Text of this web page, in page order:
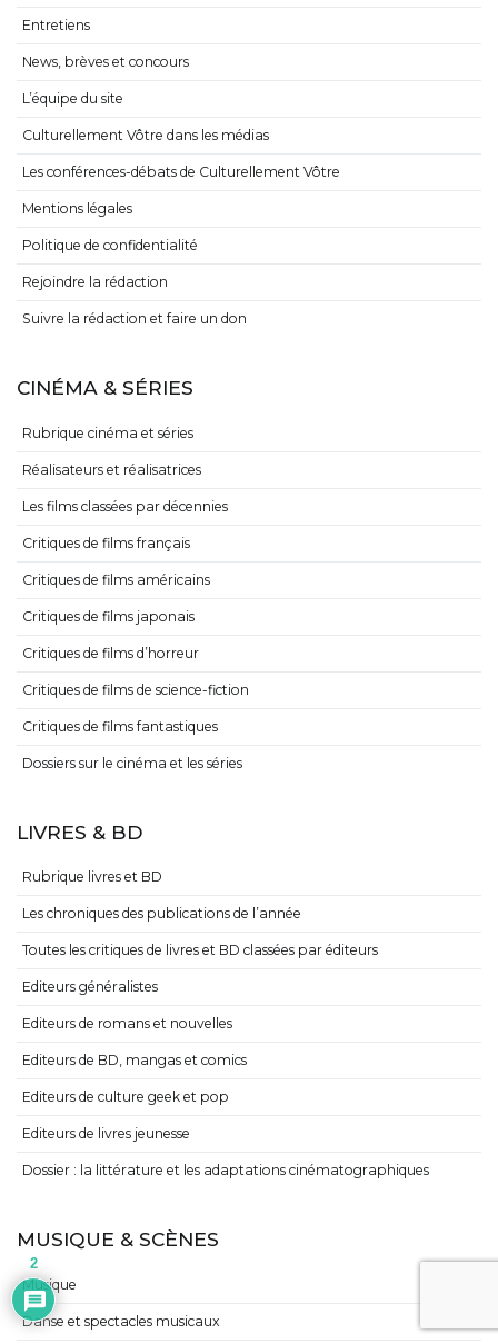
Entretiens
News, brèves et concours
L’équipe du site
Culturellement Vôtre dans les médias
Les conférences-débats de Culturellement Vôtre
Mentions légales
Politique de confidentialité
Rejoindre la rédaction
Suivre la rédaction et faire un don
CINÉMA & SÉRIES
Rubrique cinéma et séries
Réalisateurs et réalisatrices
Les films classées par décennies
Critiques de films français
Critiques de films américains
Critiques de films japonais
Critiques de films d’horreur
Critiques de films de science-fiction
Critiques de films fantastiques
Dossiers sur le cinéma et les séries
LIVRES & BD
Rubrique livres et BD
Les chroniques des publications de l’année
Toutes les critiques de livres et BD classées par éditeurs
Editeurs généralistes
Editeurs de romans et nouvelles
Editeurs de BD, mangas et comics
Editeurs de culture geek et pop
Editeurs de livres jeunesse
Dossier : la littérature et les adaptations cinématographiques
MUSIQUE & SCÈNES
Musique
Danse et spectacles musicaux
2